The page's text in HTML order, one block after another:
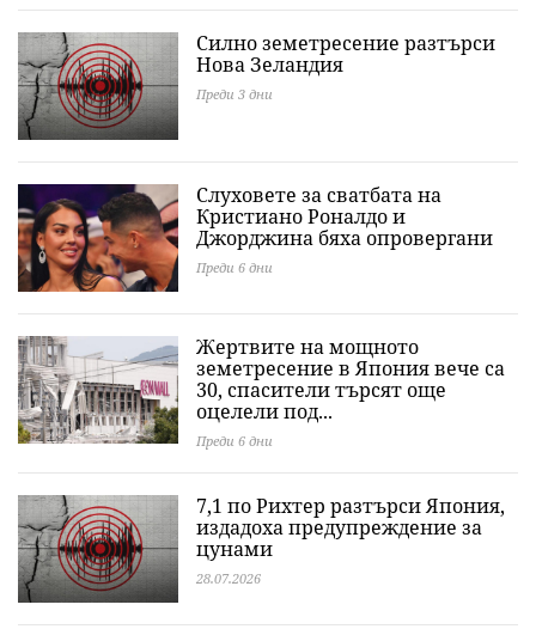
Силно земетресение разтърси
Нова Зеландия
Преди 3 дни
Слуховете за сватбата на
Кристиано Роналдо и
Джорджина бяха опровергани
Преди 6 дни
Жертвите на мощното
земетресение в Япония вече са
30, спасители търсят още
оцелели под...
Преди 6 дни
7,1 по Рихтер разтърси Япония,
издадоха предупреждение за
цунами
28.07.2026